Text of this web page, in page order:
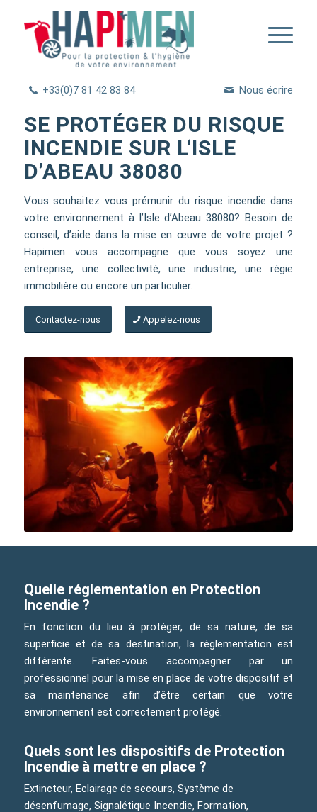
+33(0)7 81 42 83 84 Nous écrire
SE PROTÉGER DU RISQUE
INCENDIE SUR L‘ISLE
D’ABEAU 38080
Vous souhaitez vous prémunir du risque incendie dans
votre environnement à l’Isle d’Abeau 38080? Besoin de
conseil, d’aide dans la mise en œuvre de votre projet ?
Hapimen vous accompagne que vous soyez une
entreprise, une collectivité, une industrie, une régie
immobilière ou encore un particulier.
Contactez-nous Appelez-nous
Quelle réglementation en Protection
Incendie ?
En fonction du lieu à protéger, de sa nature, de sa
superficie et de sa destination, la réglementation est
différente. Faites-vous accompagner par un
professionnel pour la mise en place de votre dispositif et
sa maintenance afin d’être certain que votre
environnement est correctement protégé.
Quels sont les dispositifs de Protection
Incendie à mettre en place ?
Extincteur, Eclairage de secours, Système de
désenfumage, Signalétique Incendie, Formation,